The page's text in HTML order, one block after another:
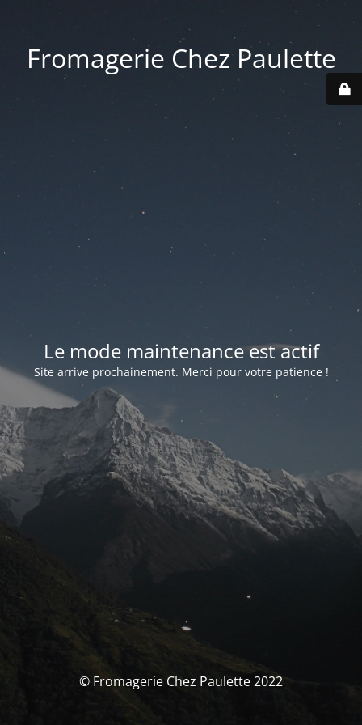
Fromagerie Chez Paulette
Le mode maintenance est actif
Site arrive prochainement. Merci pour votre patience !
© Fromagerie Chez Paulette 2022